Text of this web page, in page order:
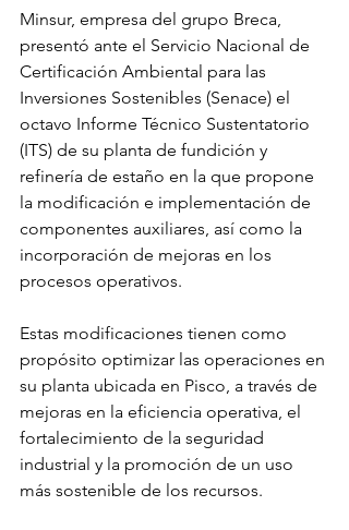
Minsur, empresa del grupo Breca,
presentó ante el Servicio Nacional de
Certificación Ambiental para las
Inversiones Sostenibles (Senace) el
octavo Informe Técnico Sustentatorio
(ITS) de su planta de fundición y
refinería de estaño en la que propone
la modificación e implementación de
componentes auxiliares, así como la
incorporación de mejoras en los
procesos operativos.
Estas modificaciones tienen como
propósito optimizar las operaciones en
su planta ubicada en Pisco, a través de
mejoras en la eficiencia operativa, el
fortalecimiento de la seguridad
industrial y la promoción de un uso
más sostenible de los recursos.